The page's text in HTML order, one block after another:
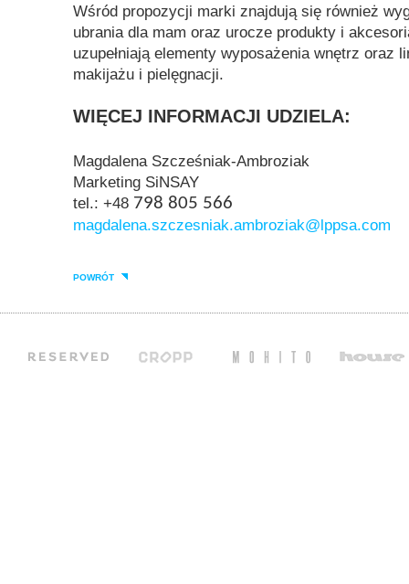
Wśród propozycji marki znajdują się również
ubrania dla mam oraz urocze produkty i
uzupełniają elementy wyposażenia wnętrz oraz
makijażu i pielęgnacji.
WIĘCEJ INFORMACJI UDZIELA:
Magdalena Szcześniak-Ambroziak
Marketing SiNSAY
tel.: +48 798 805 566
magdalena.szczesniak.ambroziak@lppsa.com
POWRÓT